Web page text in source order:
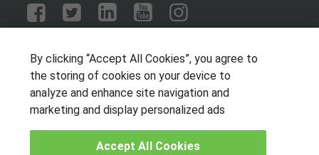
Muro de los idiomas
Hablemos de empleo
Locos por las becas
CENTROS DE FORMACIÓN
By clicking “Accept All Cookies”, you agree to
the storing of cookies on your device to
analyze and enhance site navigation and
marketing and display personalized ads
Accept All Cookies